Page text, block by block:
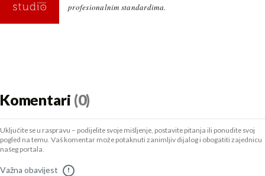
profesionalnim standardima.
Komentari (0)
Uključite se u raspravu – podijelite svoje mišljenje, postavite pitanja ili ponudite svoj
pogled na temu. Vaš komentar može potaknuti zanimljiv dijalog i obogatiti zajednicu
našeg portala.
Važna obavijest !